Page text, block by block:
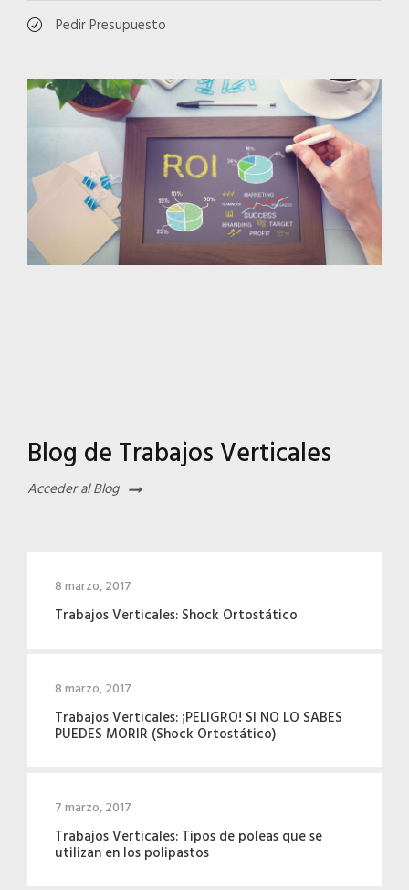
Pedir Presupuesto
Blog de Trabajos Verticales
Acceder al Blog
8 marzo, 2017
Trabajos Verticales: Shock Ortostático
8 marzo, 2017
Trabajos Verticales: ¡PELIGRO! SI NO LO SABES
PUEDES MORIR (Shock Ortostático)
7 marzo, 2017
Trabajos Verticales: Tipos de poleas que se
utilizan en los polipastos